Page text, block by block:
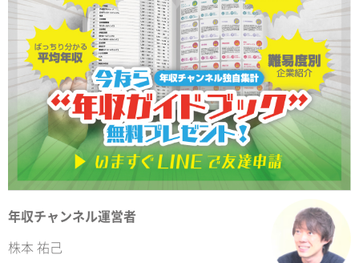
年収チャンネル運営者
株本 祐己